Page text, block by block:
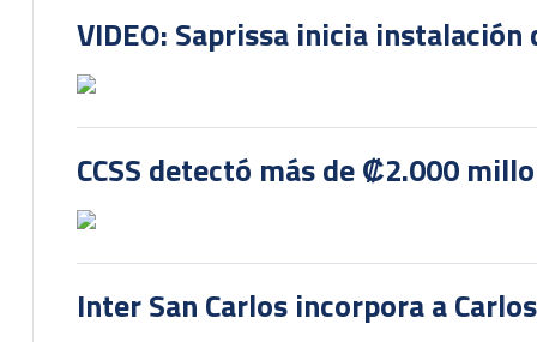
VIDEO: Saprissa inicia
CCSS detectó más de ₡2.000
Inter San Carlos incorpora a